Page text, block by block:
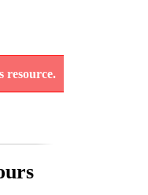
resource.